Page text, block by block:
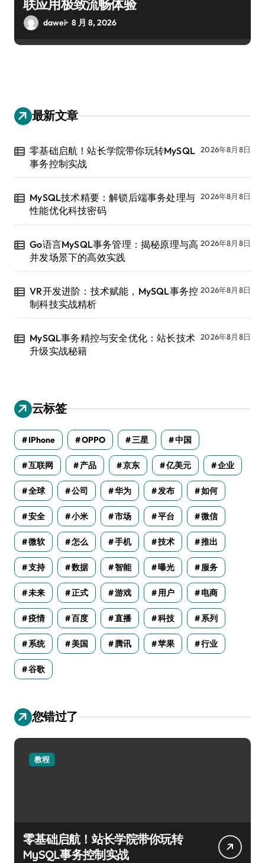
联应用极致流畅体验
dawei 8 月 8, 2026
最新文章
零基础启航！站长学院带你玩转MySQL
事务控制实战
2026年8月8日
MySQL技术精要：解锁后端事务处理与
性能优化科技密码
2026年8月8日
Go语言MySQL事务管理：揭秘原理与高
并发场景下的高效实践
2026年8月8日
VR开发进阶：技术赋能，MySQL事务控
制科技实战精析
2026年8月8日
MySQL事务精控与安全优化：站长技术
升级实战秘籍
2026年8月8日
云标签
IPhone OPPO 三星 中国
互联网 产品 京东 亿美元 企业
全球 公司 华为 发布 如何
安全 小米 市场 平台 微信
微软 怎么 手机 技术 推出
支持 数据 智能 曝光 服务
未来 正式 游戏 用户 电商
疫情 百度 直播 科技 系列
系统 美国 腾讯 苹果 行业
谷歌
您错过了
教程
零基础启航！站长学院带你玩转
MySQL事务控制实战